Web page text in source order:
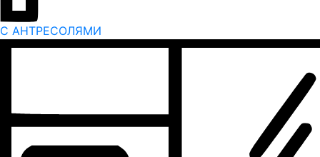
С АНТРЕСОЛЯМИ